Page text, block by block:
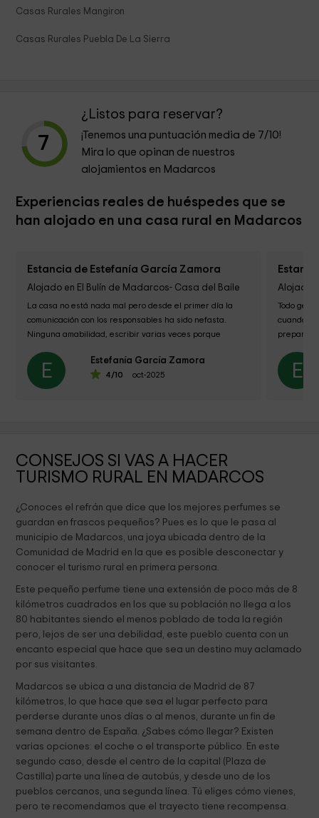
Casas Rurales Mangiron
Casas Rurales Puebla De La Sierra
7
¿Listos para reservar?
¡Tenemos una puntuación media de 7/10!
Mira lo que opinan de nuestros
alojamientos en Madarcos
Experiencias reales de huéspedes que se
han alojado en una casa rural en Madarcos
Estancia de Estefanía García Zamora
Alojado en El Bulín de Madarcos- Casa del Baile
La casa no está nada mal pero desde el primer día la
comunicación con los responsables ha sido nefasta.
Ninguna amabilidad, escribir varias veces porque
E Estefanía García Zamora
4/10 oct-2025
Alojado
Todo
cuando
E
CONSEJOS SI VAS A HACER
TURISMO RURAL EN MADARCOS
¿Conoces el refrán que dice que los mejores perfumes se
guardan en frascos pequeños? Pues es lo que le pasa al
municipio de Madarcos, una joya ubicada dentro de la
Comunidad de Madrid en la que es posible desconectar y
conocer el turismo rural en primera persona.
Este pequeño perfume tiene una extensión de poco más de 8
kilómetros cuadrados en los que su población no llega a los
80 habitantes siendo el menos poblado de toda la región
pero, lejos de ser una debilidad, este pueblo cuenta con un
encanto especial que hace que sea un destino muy aclamado
por sus visitantes.
Madarcos se ubica a una distancia de Madrid de 87
kilómetros, lo que hace que sea el lugar perfecto para
perderse durante unos días o al menos, durante un fin de
semana dentro de España. ¿Sabes cómo llegar? Existen
varias opciones: el coche o el transporte público. En este
segundo caso, desde el centro de la capital (Plaza de
Castilla) parte una línea de autobús, y desde uno de los
pueblos cercanos, una segunda línea. Tú eliges cómo vienes,
pero te recomendamos que el trayecto tiene recompensa.